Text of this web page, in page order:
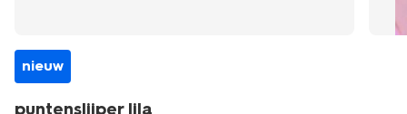
nieuw
puntenslijper lila